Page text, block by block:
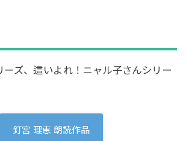
ーズ、這いよれ！ニャル子さんシリー
釘宮 理恵 朗読作品